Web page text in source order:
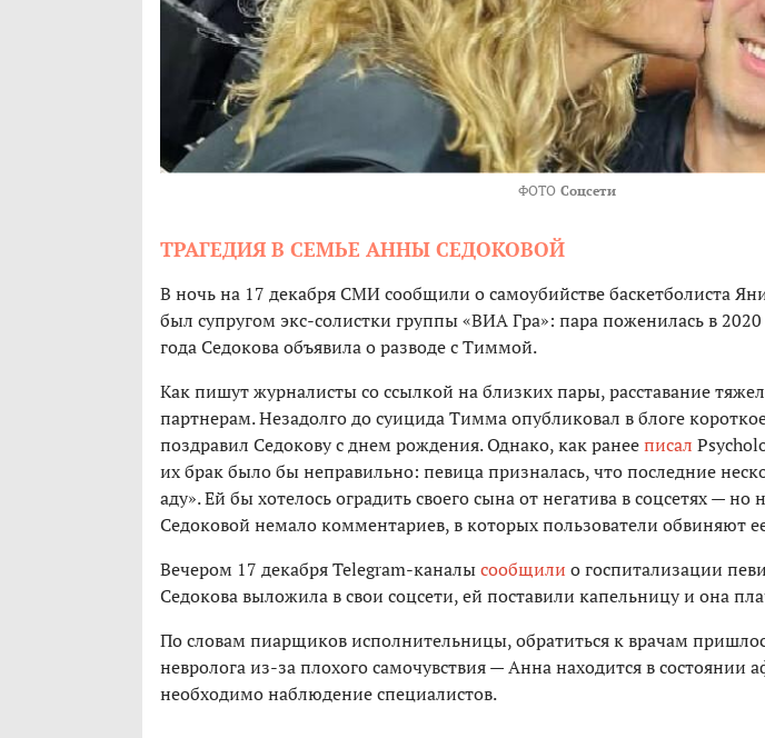
ФОТО Соцсети
ТРАГЕДИЯ В СЕМЬЕ АННЫ СЕДОКОВОЙ
В ночь на 17 декабря СМИ сообщили о самоубийстве баскетболиста
был супругом экс-солистки группы «ВИА Гра»: пара поженилась в 2020
года Седокова объявила о разводе с Тиммой.
Как пишут журналисты со ссылкой на близких пары, расставание
партнерам. Незадолго до суицида Тимма опубликовал в блоге
поздравил Седокову с днем рождения. Однако, как ранееписал
их брак было бы неправильно: певица призналась, что последние
аду». Ей бы хотелось оградить своего сына от негатива в соцсетях —
Седоковой немало комментариев, в которых пользователи обвиняют
Вечером 17 декабря Telegram-каналысообщили о госпитализации
Седокова выложила в свои соцсети, ей поставили капельницу и она
По словам пиарщиков исполнительницы, обратиться к врачам
невролога из-за плохого самочувствия — Анна находится в состоянии
необходимо наблюдение специалистов.